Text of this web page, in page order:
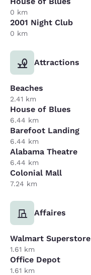
0 km
2001 Night Club
0 km
Attractions
Beaches
2.41 km
House of Blues
6.44 km
Barefoot Landing
6.44 km
Alabama Theatre
6.44 km
Colonial Mall
7.24 km
Affaires
Walmart Superstore
1.61 km
Office Depot
1.61 km